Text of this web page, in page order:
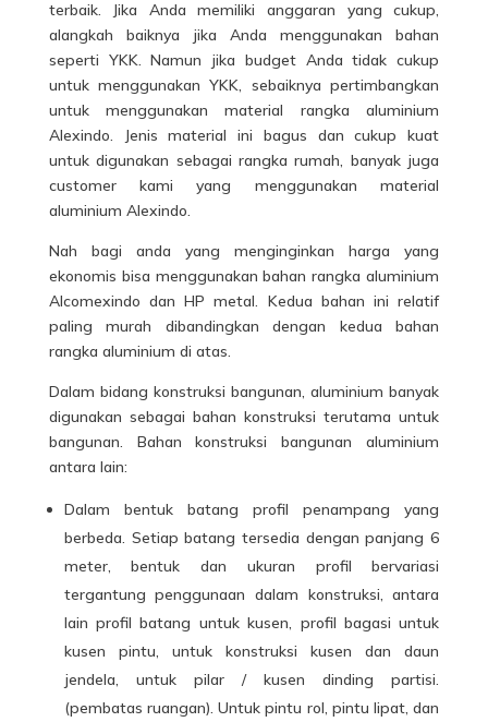
terbaik. Jika Anda memiliki anggaran yang cukup,
alangkah baiknya jika Anda menggunakan bahan
seperti YKK. Namun jika budget Anda tidak cukup
untuk menggunakan YKK, sebaiknya pertimbangkan
untuk menggunakan material rangka aluminium
Alexindo. Jenis material ini bagus dan cukup kuat
untuk digunakan sebagai rangka rumah, banyak juga
customer kami yang menggunakan material
aluminium Alexindo.
Nah bagi anda yang menginginkan harga yang
ekonomis bisa menggunakan bahan rangka aluminium
Alcomexindo dan HP metal. Kedua bahan ini relatif
paling murah dibandingkan dengan kedua bahan
rangka aluminium di atas.
Dalam bidang konstruksi bangunan, aluminium banyak
digunakan sebagai bahan konstruksi terutama untuk
bangunan. Bahan konstruksi bangunan aluminium
antara lain:
Dalam bentuk batang profil penampang yang
berbeda. Setiap batang tersedia dengan panjang 6
meter, bentuk dan ukuran profil bervariasi
tergantung penggunaan dalam konstruksi, antara
lain profil batang untuk kusen, profil bagasi untuk
kusen pintu, untuk konstruksi kusen dan daun
jendela, untuk pilar / kusen dinding partisi.
(pembatas ruangan). Untuk pintu rol, pintu lipat, dan